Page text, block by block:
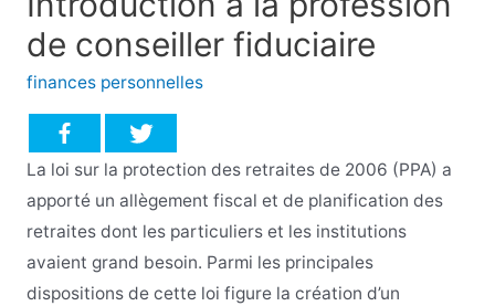
de conseiller fiduciaire
finances personnelles
La loi sur la protection des retraites de 2006 (PPA) a
apporté un allègement fiscal et de planification des
retraites dont les particuliers et les institutions
avaient grand besoin. Parmi les principales
dispositions de cette loi figure la création d’un